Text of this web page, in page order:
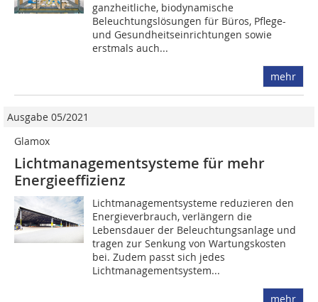
ganzheitliche, biodynamische
Beleuchtungslösungen für Büros, Pflege-
und Gesundheitseinrichtungen sowie
erstmals auch...
mehr
Ausgabe 05/2021
Glamox
Lichtmanagementsysteme für mehr
Energieeffizienz
Lichtmanagementsysteme reduzieren den
Energieverbrauch, verlängern die
Lebensdauer der Beleuchtungsanlage und
tragen zur Senkung von Wartungskosten
bei. Zudem passt sich jedes
Lichtmanagementsystem...
mehr